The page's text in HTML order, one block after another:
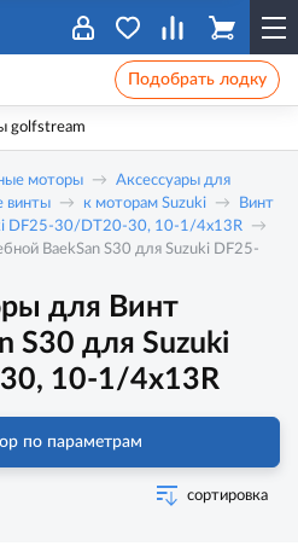
Подобрать лодку
golfstream
моторы
Аксессуары для
винты к моторам Suzuki
Винт
DF25-30/DT20-30, 10-1/4x13R
BaekSan S30 для Suzuki DF25-
для Винт
S30 для Suzuki
10-1/4x13R
по параметрам
сортировка